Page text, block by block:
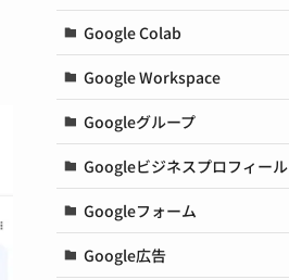
Google Colab
Google Workspace
Googleグループ
Googleビジネスプロフィール
Googleフォーム
Google広告